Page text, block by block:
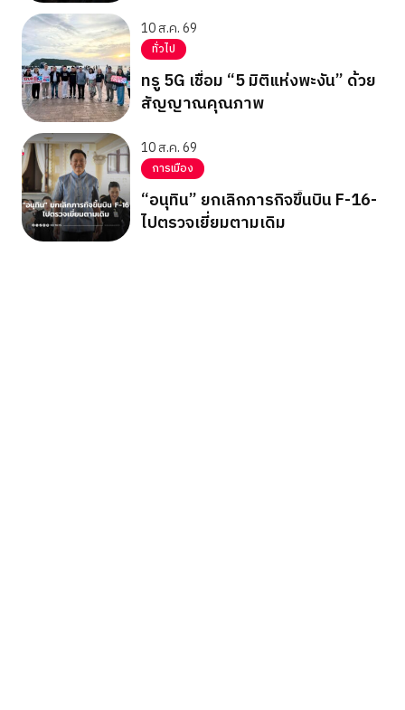
10 ส.ค. 69
ทั่วไป
ทรู 5G เชื่อม “5 มิติแห่งพะงัน” ด้วย
สัญญาณคุณภาพ
10 ส.ค. 69
การเมือง
“อนุทิน” ยกเลิกภารกิจขึ้นบิน F-16-
ไปตรวจเยี่ยมตามเดิม